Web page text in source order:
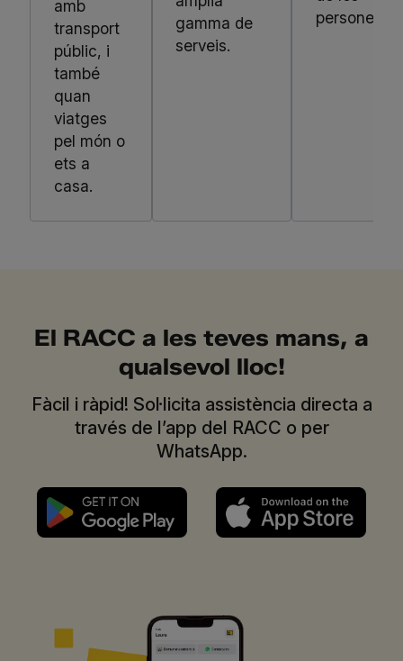
amb
transport
públic, i
també
quan
viatges
pel món o
ets a
casa.
gamma de
serveis.
persones.
El RACC a les teves mans, a
qualsevol lloc!
Fàcil i ràpid! Sol·licita assistència directa a
través de l’app del RACC o per
WhatsApp.